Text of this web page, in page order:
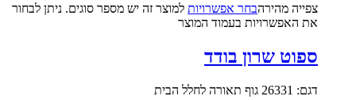
צפייה‬ ‫מהירה‬בחר אפשרויות למוצר זה יש מספר סוגים. ניתן לבחור
את האפשרויות בעמוד המוצר
ספוט שרון בודד
דגם: 26331 גוף תאורה לחלל הבית